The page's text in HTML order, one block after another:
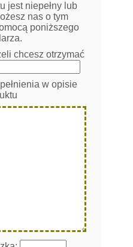
jest niepełny lub
nas o tym
poniższego
chcesz otrzymać
w opisie